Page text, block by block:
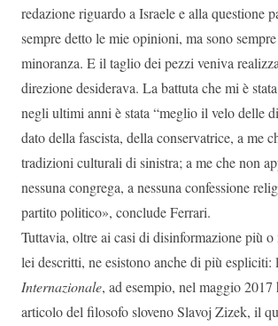
redazione riguardo a Israele e alla questione
sempre detto le mie opinioni, ma sono
minoranza. E il taglio dei pezzi veniva
direzione desiderava. La battuta che mi è
negli ultimi anni è stata “meglio il velo delle
dato della fascista, della conservatrice, a me
tradizioni culturali di sinistra; a me che non
nessuna congrega, a nessuna confessione
partito politico», conclude Ferrari.
Tuttavia, oltre ai casi di disinformazione più o
lei descritti, ne esistono anche di più espliciti:
Internazionale, ad esempio, nel maggio
articolo del filosofo sloveno Slavoj Zizek, il